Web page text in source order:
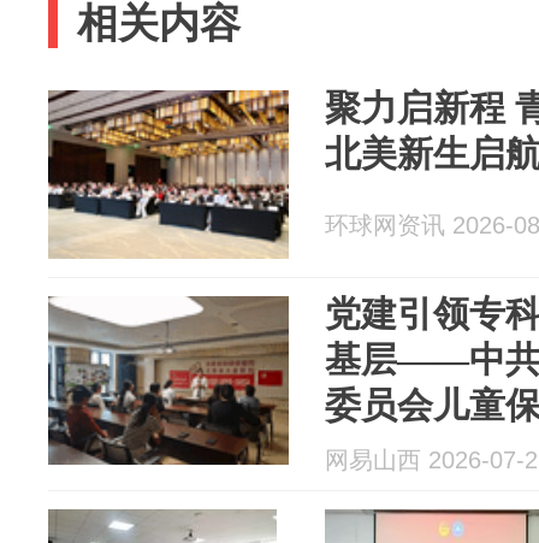
相关内容
聚力启新程
北美新生启
环球网资讯 2026-
党建引领专
基层——中共
委员会儿童
结对联学联
网易山西 2026-07-